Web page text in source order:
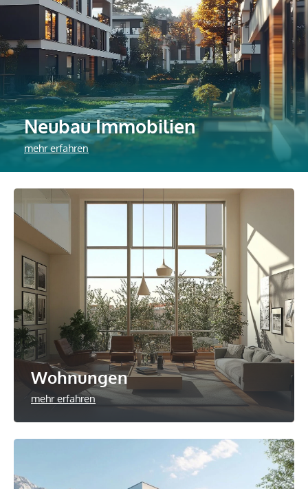
Neubau Immobilien
mehr erfahren
Wohnungen
mehr erfahren